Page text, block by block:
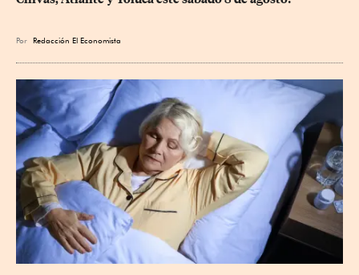
Por Redacción El Economista